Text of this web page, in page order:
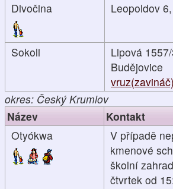
Divočina
Leopoldov
Sokoli
Lipová
Budějovice
okres: Český Krumlov
Název
Kontakt
Otyókwa
V případě
kmenové
školní
čtvrtek od